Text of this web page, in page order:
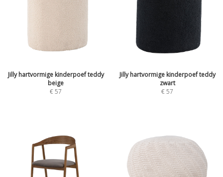
Jilly hartvormige kinderpoef teddy
beige
€57
Jilly hartvormige kinderpoef teddy
zwart
€57